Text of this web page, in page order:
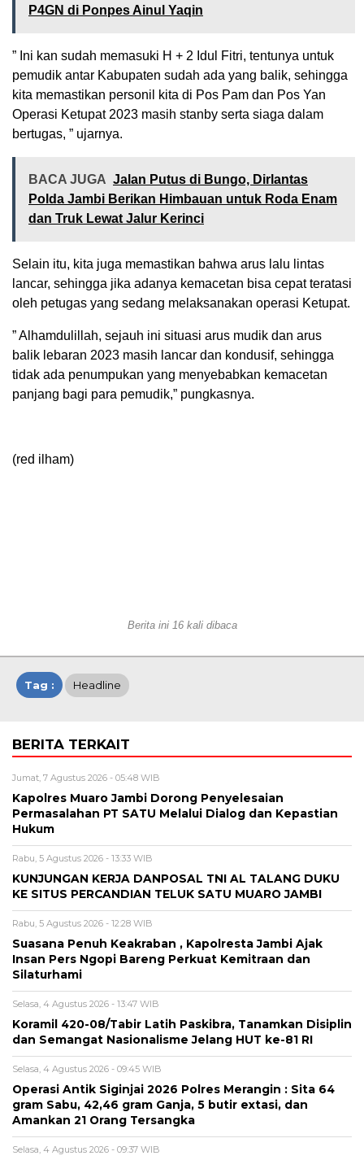
P4GN di Ponpes Ainul Yaqin
” Ini kan sudah memasuki H + 2 Idul Fitri, tentunya untuk
pemudik antar Kabupaten sudah ada yang balik, sehingga
kita memastikan personil kita di Pos Pam dan Pos Yan
Operasi Ketupat 2023 masih stanby serta siaga dalam
bertugas, ” ujarnya.
BACA JUGA Jalan Putus di Bungo, Dirlantas
Polda Jambi Berikan Himbauan untuk Roda Enam
dan Truk Lewat Jalur Kerinci
Selain itu, kita juga memastikan bahwa arus lalu lintas
lancar, sehingga jika adanya kemacetan bisa cepat teratasi
oleh petugas yang sedang melaksanakan operasi Ketupat.
” Alhamdulillah, sejauh ini situasi arus mudik dan arus
balik lebaran 2023 masih lancar dan kondusif, sehingga
tidak ada penumpukan yang menyebabkan kemacetan
panjang bagi para pemudik,” pungkasnya.
(red ilham)
Berita ini 16 kali dibaca
Tag : Headline
BERITA TERKAIT
Jumat, 7 Agustus 2026 - 05:48 WIB
Kapolres Muaro Jambi Dorong Penyelesaian
Permasalahan PT SATU Melalui Dialog dan Kepastian
Hukum
Rabu, 5 Agustus 2026 - 13:33 WIB
KUNJUNGAN KERJA DANPOSAL TNI AL TALANG DUKU
KE SITUS PERCANDIAN TELUK SATU MUARO JAMBI
Rabu, 5 Agustus 2026 - 12:28 WIB
Suasana Penuh Keakraban , Kapolresta Jambi Ajak
Insan Pers Ngopi Bareng Perkuat Kemitraan dan
Silaturhami
Selasa, 4 Agustus 2026 - 13:47 WIB
Koramil 420-08/Tabir Latih Paskibra, Tanamkan Disiplin
dan Semangat Nasionalisme Jelang HUT ke-81 RI
Selasa, 4 Agustus 2026 - 09:45 WIB
Operasi Antik Siginjai 2026 Polres Merangin : Sita 64
gram Sabu, 42,46 gram Ganja, 5 butir extasi, dan
Amankan 21 Orang Tersangka
Selasa, 4 Agustus 2026 - 09:37 WIB